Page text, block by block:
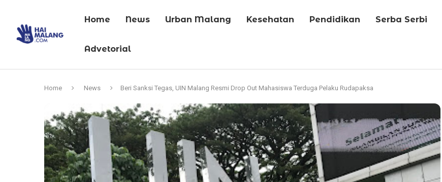
Home News Urban Malang Kesehatan Pendidikan Serba Serbi
Advetorial
Home News Beri Sanksi Tegas, UIN Malang Resmi Drop Out Mahasiswa Terduga Pelaku Rudapaksa